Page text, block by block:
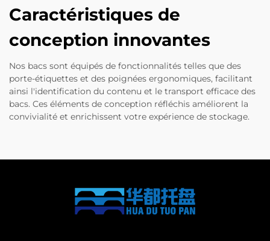
Caractéristiques de
conception innovantes
Nos bacs sont équipés de fonctionnalités telles que des
porte-étiquettes et des poignées ergonomiques, facilitant
ainsi l'identification du contenu et le transport efficace des
bacs. Ces éléments de conception réfléchis améliorent la
convivialité et enrichissent votre expérience de stockage.